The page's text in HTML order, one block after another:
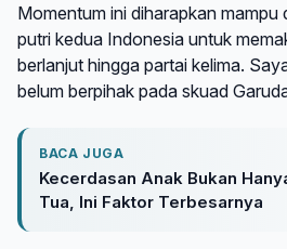
Momentum ini diharapkan mampu
putri kedua Indonesia untuk
berlanjut hingga partai kelima.
belum berpihak pada skuad
BACA JUGA
Kecerdasan Anak Bukan
Tua, Ini Faktor Terbesarnya